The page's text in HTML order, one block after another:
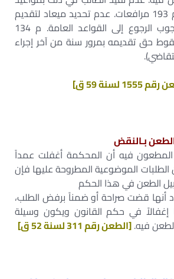
الطعن في الحكم. م 193 مرافعات. عدم تحديد ميعاد لتقديم
هذا الطلب. أثره. وجوب الرجوع إلى القواعد العامة. م 134
حق تقديمه بمرور سنة من آخر إجراء
لسنة 59 ق]
بـالنقض
المطعون فيه أن المحكمة أغفلت عمداً
الطلبات الموضوعية المطروحة عليها فإن
الطعن في هذا الحكم
أنها قضت صراحة أو ضمناً برفض الطلب،
إغفالاً في حكم القانون ويكون وسيلة
فيه.[الطعن رقم 311 لسنة 52 ق]